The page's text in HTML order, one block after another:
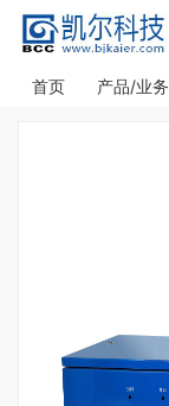
首页 产品/业务